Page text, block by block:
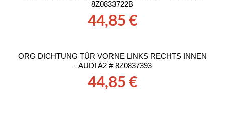
8Z0833722B
44,85€
ORG DICHTUNG TÜR VORNE LINKS RECHTS INNEN
– AUDI A2 # 8Z0837393
44,85€